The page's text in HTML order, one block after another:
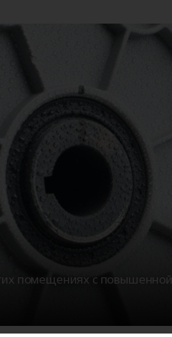
помещениях с повышенной